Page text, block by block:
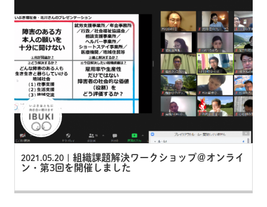
2021.05.20 | 組織課題解決ワークショップ＠オンライ
ン・第3回を開催しました